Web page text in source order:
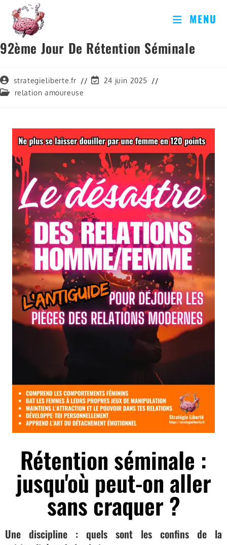
MENU
92ème Jour De Rétention Séminale
strategieliberte.fr
24 juin 2025
relation amoureuse
Rétention séminale :
jusqu'où peut-on aller
sans craquer ?
Une discipline : quels sont les confins de la